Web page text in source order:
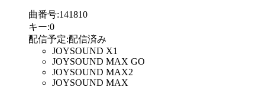
曲番号:141810
キー:0
配信予定:配信済み
JOYSOUND X1
JOYSOUND MAX GO
JOYSOUND MAX2
JOYSOUND MAX